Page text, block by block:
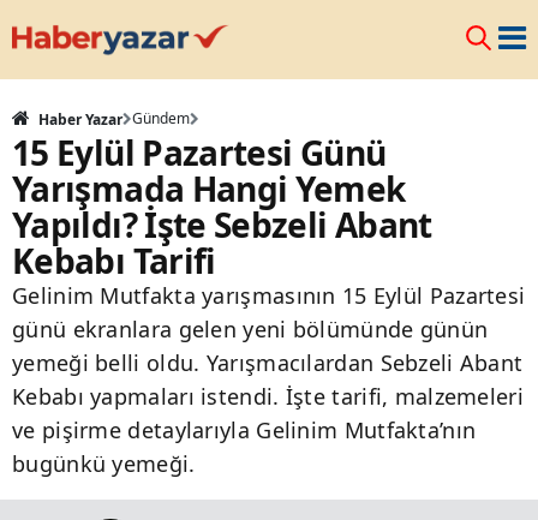
Haber Yazar Gündem
15 Eylül Pazartesi Günü
Yarışmada Hangi Yemek
Yapıldı? İşte Sebzeli Abant
Kebabı Tarifi
Gelinim Mutfakta yarışmasının 15 Eylül Pazartesi
günü ekranlara gelen yeni bölümünde günün
yemeği belli oldu. Yarışmacılardan Sebzeli Abant
Kebabı yapmaları istendi. İşte tarifi, malzemeleri
ve pişirme detaylarıyla Gelinim Mutfakta’nın
bugünkü yemeği.